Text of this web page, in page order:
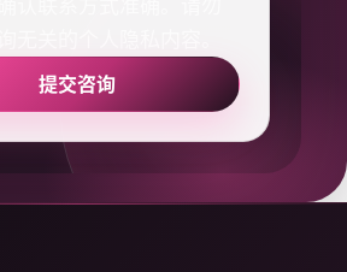
提交咨询